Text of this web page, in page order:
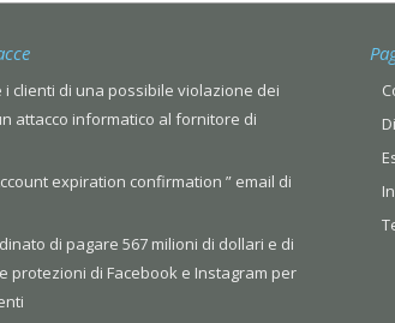
i clienti di una possibile violazione dei
attacco informatico al fornitore di
expiration confirmation ” email di
di pagare 567 milioni di dollari e di
protezioni di Facebook e Instagram per